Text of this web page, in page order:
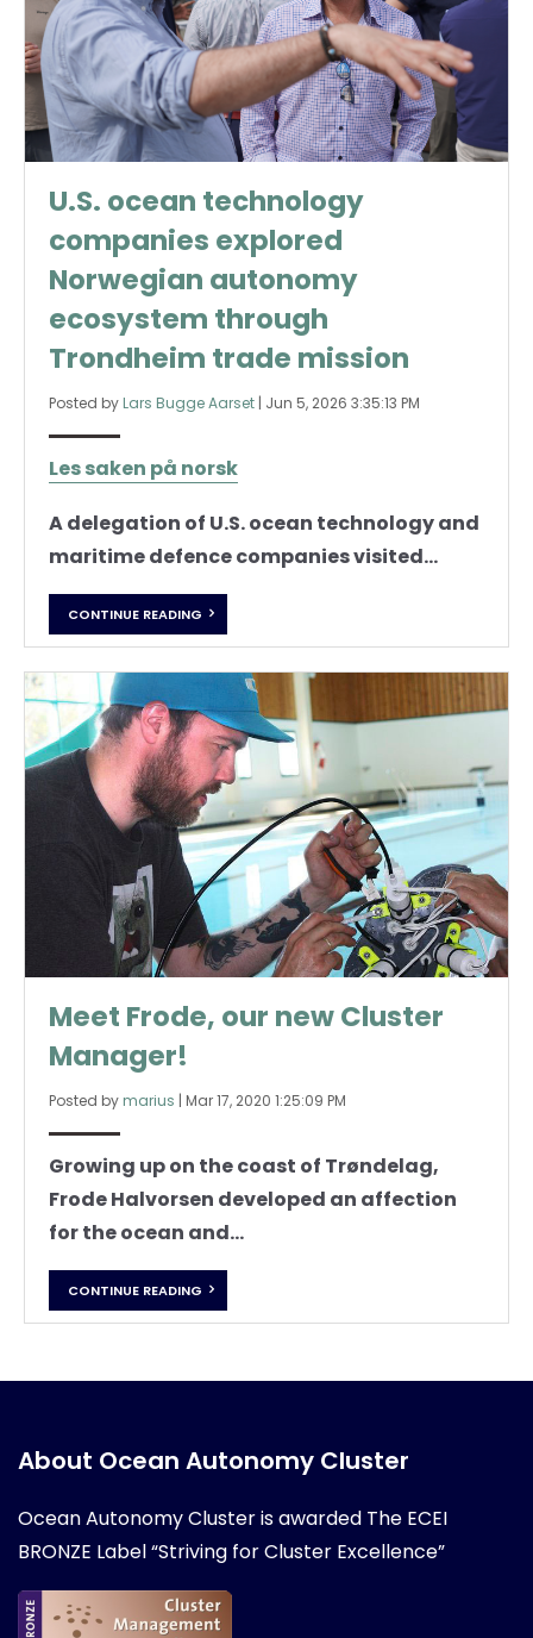
U.S. ocean technology
companies explored
Norwegian autonomy
ecosystem through
Trondheim trade mission
Posted by Lars Bugge Aarset | Jun 5, 2026 3:35:13 PM
Les saken på norsk
A delegation of U.S. ocean technology and
maritime defence companies visited...
CONTINUE READING
Meet Frode, our new Cluster
Manager!
Posted by marius | Mar 17, 2020 1:25:09 PM
Growing up on the coast of Trøndelag,
Frode Halvorsen developed an affection
for the ocean and...
CONTINUE READING
About Ocean Autonomy Cluster
Ocean Autonomy Cluster is awarded The ECEI
BRONZE Label “Striving for Cluster Excellence”